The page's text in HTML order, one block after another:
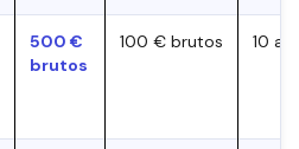
500 €
brutos
100 € brutos 10